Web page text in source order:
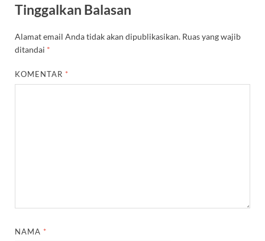
Tinggalkan Balasan
Alamat email Anda tidak akan dipublikasikan. Ruas yang wajib
ditandai *
KOMENTAR *
NAMA *